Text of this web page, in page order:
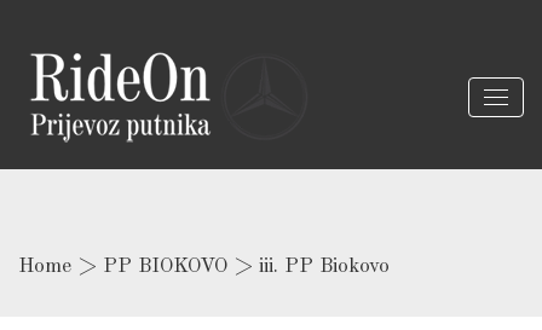
Home > PP BIOKOVO > iii. PP Biokovo